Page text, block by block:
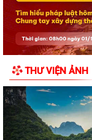
niệm 79 năm Ngày
Lãnh đạo đặc khu
79 năm Ngày Thương
Bí thư Đảng ủy đặc
Bằng khen
Chủ tịch UBND đặc
với cách mạng nhân
THƯ VIỆN ẢNH